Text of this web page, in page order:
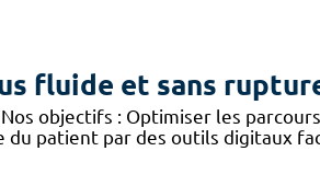
fluide et sans
objectifs : Optimiser les
patient par des outils digitaux